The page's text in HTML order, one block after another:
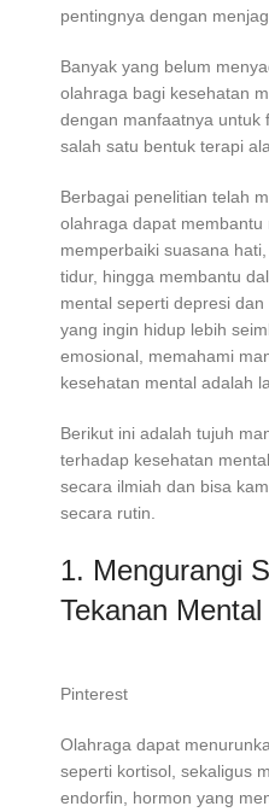
pentingnya dengan
Banyak yang belum
olahraga bagi kesehatan
dengan manfaatnya untuk
salah satu bentuk terapi
Berbagai penelitian telah
olahraga dapat membantu
memperbaiki suasana
tidur, hingga membantu
mental seperti depresi
yang ingin hidup lebih
emosional, memahami
kesehatan mental adalah
Berikut ini adalah tujuh
terhadap kesehatan
secara ilmiah dan bisa
secara rutin.
1. Mengurangi
Tekanan Mental
Pinterest
Olahraga dapat
seperti kortisol, sekaligus
endorfin, hormon yang